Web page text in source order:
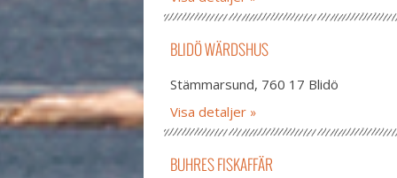
BLIDÖ WÄRDSHUS
Stämmarsund, 760 17 Blidö
Visa detaljer
BUHRES FISKAFFÄR